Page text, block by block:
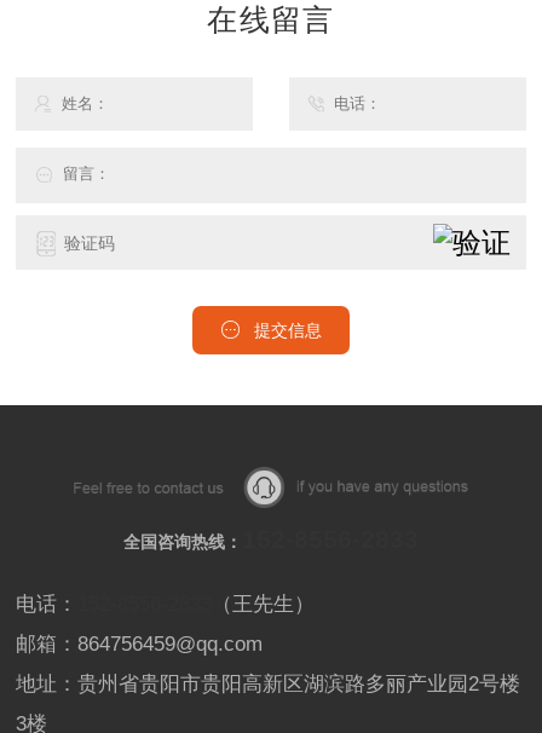
在线留言
提交信息
全国咨询热线：
电话：
（王先生）
邮箱：864756459@qq.com
地址：贵州省贵阳市贵阳高新区湖滨路多丽产业园2号楼
3楼